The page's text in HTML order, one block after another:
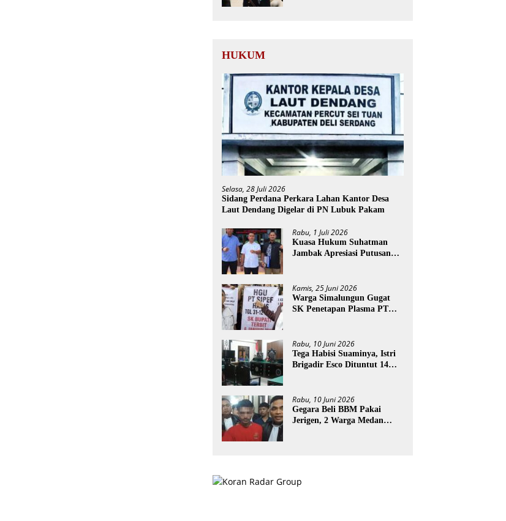
HUKUM
Selasa, 28 Juli 2026
Sidang Perdana Perkara Lahan Kantor Desa
Laut Dendang Digelar di PN Lubuk Pakam
Rabu, 1 Juli 2026
Kuasa Hukum Suhatman
Jambak Apresiasi Putusan
Kamis, 25 Juni 2026
Warga Simalungun Gugat
SK Penetapan Plasma PT
Rabu, 10 Juni 2026
Tega Habisi Suaminya, Istri
Brigadir Esco Dituntut 14
Rabu, 10 Juni 2026
Gegara Beli BBM Pakai
Jerigen, 2 Warga Medan